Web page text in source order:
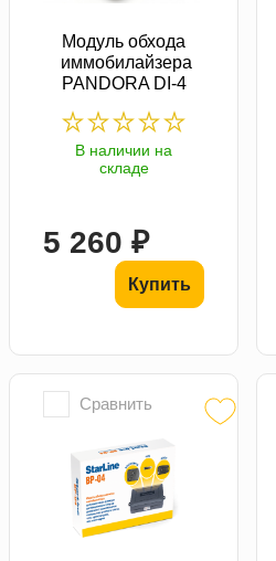
Модуль обхода
иммобилайзера
PANDORA DI-4
В наличии на
складе
5 260 ₽
Купить
Сравнить